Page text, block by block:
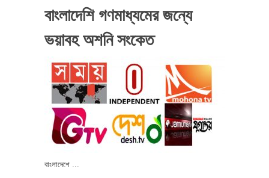
বাংলাদেশি গণমাধ্যমের জন্যে
ভয়াবহ অশনি সংকেত
বাংলাদেশে ...